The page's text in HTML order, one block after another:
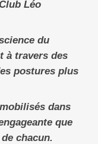
Léo
du
à travers des
postures plus
dans
que
chacun.